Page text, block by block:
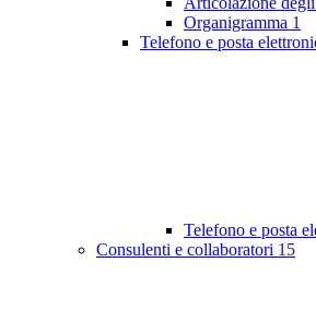
Organigramma 1
Telefono e posta
Telefono e posta
Consulenti e collaboratori 15